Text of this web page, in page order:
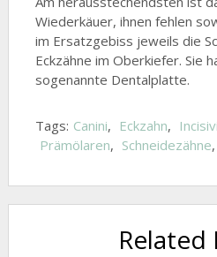
Wiederkäuer, ihnen fehlen
im Ersatzgebiss jeweils die
Eckzähne im Oberkiefer. Sie
sogenannte Dentalplatte.
Tags: Canini, Eckzahn, Incisivi
Prämölaren, Schneidezähne,
Related